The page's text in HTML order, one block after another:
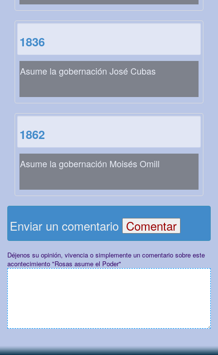
1836
Asume la gobernación José Cubas
1862
Asume la gobernación Moisés Omill
Enviar un comentario
Déjenos su opinión, vivencia o simplemente un comentario sobre este
acontecimiento "Rosas asume el Poder"